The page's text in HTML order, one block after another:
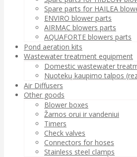
Spare parts for HAILEA
ENVIRO blower parts
AIRMAC blowers parts
AQUAFORTE blowers parts
Pond aeration kits
Wastewater treatment equipment
Domestic wastewater
Nuotekų kaupimo talpos
Air Diffusers
Other goods
Blower boxes
Žarnos orui ir vandeniui
Timers
Check valves
Connectors for hoses
Stainless steel clamps